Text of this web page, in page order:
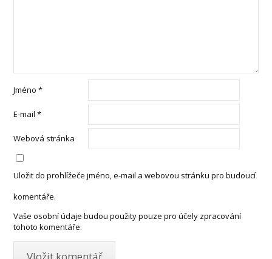
Jméno*
E-mail*
Webová stránka
Uložit do prohlížeče jméno, e-mail a webovou stránku pro budoucí
komentáře.
Vaše osobní údaje budou použity pouze pro účely zpracování
tohoto komentáře.